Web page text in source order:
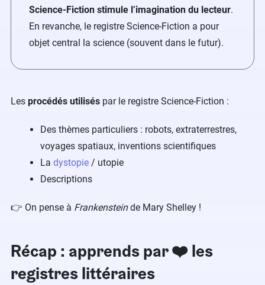
Science-Fiction stimule l’imagination du lecteur.
En revanche, le registre Science-Fiction a pour
objet central la science (souvent dans le futur).
Les procédés utilisés par le registre Science-Fiction :
Des thèmes particuliers : robots, extraterrestres,
voyages spatiaux, inventions scientifiques
La dystopie / utopie
Descriptions
👉 On pense à Frankensteinde Mary Shelley !
Récap : apprends par ❤️ les
registres littéraires